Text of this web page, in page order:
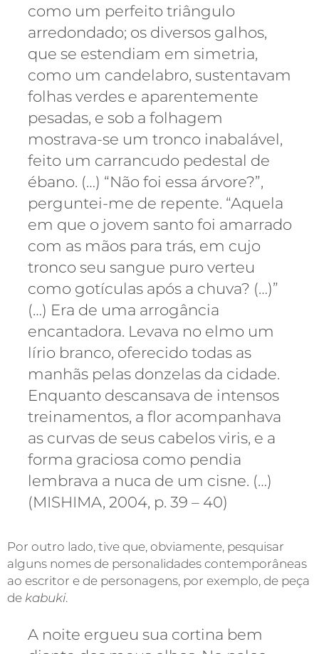
como um perfeito triângulo
arredondado; os diversos galhos,
que se estendiam em simetria,
como um candelabro, sustentavam
folhas verdes e aparentemente
pesadas, e sob a folhagem
mostrava-se um tronco inabalável,
feito um carrancudo pedestal de
ébano. (…) “Não foi essa árvore?”,
perguntei-me de repente. “Aquela
em que o jovem santo foi amarrado
com as mãos para trás, em cujo
tronco seu sangue puro verteu
como gotículas após a chuva? (…)”
(…) Era de uma arrogância
encantadora. Levava no elmo um
lírio branco, oferecido todas as
manhãs pelas donzelas da cidade.
Enquanto descansava de intensos
treinamentos, a flor acompanhava
as curvas de seus cabelos viris, e a
forma graciosa como pendia
lembrava a nuca de um cisne. (…)
(MISHIMA, 2004, p. 39 – 40)
Por outro lado, tive que, obviamente, pesquisar
alguns nomes de personalidades contemporâneas
ao escritor e de personagens, por exemplo, de peça
de kabuki.
A noite ergueu sua cortina bem